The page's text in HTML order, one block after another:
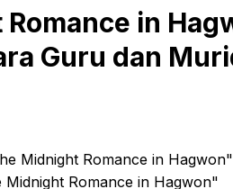
in
Guru dan
Romance in Hagwon"